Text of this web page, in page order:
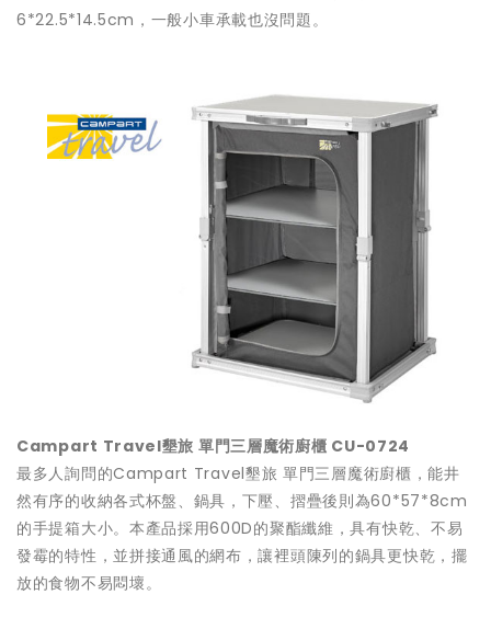
6*22.5*14.5cm，一般小車承載也沒問題。
Campart Travel墾旅 單門三層魔術廚櫃 CU-0724
最多人詢問的Campart Travel墾旅 單門三層魔術廚櫃，能井
然有序的收納各式杯盤、鍋具，下壓、摺疊後則為60*57*8cm
的手提箱大小。本產品採用600D的聚酯纖維，具有快乾、不易
發霉的特性，並拼接通風的網布，讓裡頭陳列的鍋具更快乾，擺
放的食物不易悶壞。